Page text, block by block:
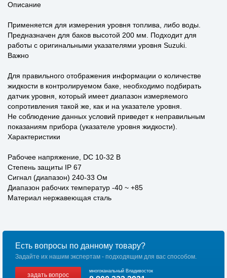
Описание
Применяется для измерения уровня топлива, либо воды.
Предназначен для баков высотой 200 мм. Подходит для
работы с оригинальными указателями уровня Suzuki.
Важно
Для правильного отображения информации о количестве
жидкости в контролируемом баке, необходимо подбирать
датчик уровня, который имеет диапазон измеряемого
сопротивления такой же, как и на указателе уровня.
Не соблюдение данных условий приведет к неправильным
показаниям прибора (указателе уровня жидкости).
Характеристики
Рабочее напряжение, DC 10-32 В
Степень защиты IP 67
Сигнал (диапазон) 240-33 Ом
Диапазон рабочих температур -40 ~ +85
Материал нержавеющая сталь
Есть вопросы по данному товару?
Задайте их нашим экспертам - подходящим для вас способом.
задать вопрос
многоканальный Владивосток